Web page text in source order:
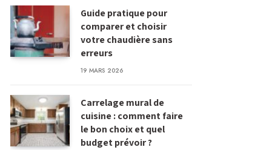
Guide pratique pour
comparer et choisir
votre chaudière sans
erreurs
19 MARS 2026
Carrelage mural de
cuisine : comment faire
le bon choix et quel
budget prévoir ?